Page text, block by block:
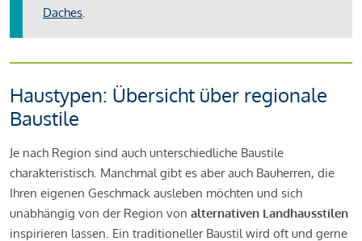
Daches
Haustypen: Übersicht über regionale
Baustile
Je nach Region sind auch unterschiedliche Baustile
charakteristisch. Manchmal gibt es aber auch Bauherren, die
Ihren eigenen Geschmack ausleben möchten und sich
unabhängig von der Region von alternativen Landhausstilen
inspirieren lassen. Ein traditioneller Baustil wird oft und gerne